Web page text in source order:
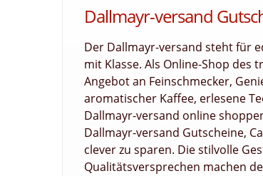
Dallmayr-versand
Der Dallmayr-versand steht für
mit Klasse. Als Online-Shop
Angebot an Feinschmecker,
aromatischer Kaffee, erlesene
Dallmayr-versand online
Dallmayr-versand Gutscheine,
clever zu sparen. Die stilvolle
Qualitätsversprechen machen